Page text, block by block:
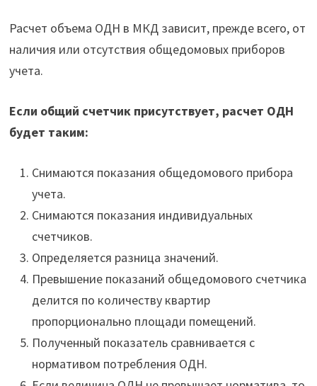
Расчет объема ОДН в МКД зависит, прежде всего, от
наличия или отсутствия общедомовых приборов
учета.
Если общий счетчик присутствует, расчет ОДН
будет таким:
Снимаются показания общедомового прибора
учета.
Снимаются показания индивидуальных
счетчиков.
Определяется разница значений.
Превышение показаний общедомового счетчика
делится по количеству квартир
пропорционально площади помещений.
Полученный показатель сравнивается с
нормативом потребления ОДН.